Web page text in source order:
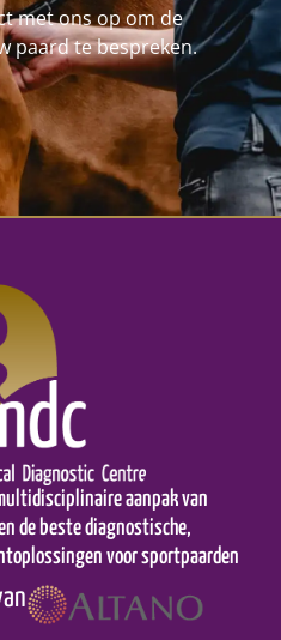
met ons op om de
paard te bespreken.
aanpak van
de beste diagnostische,
voor sportpaarden